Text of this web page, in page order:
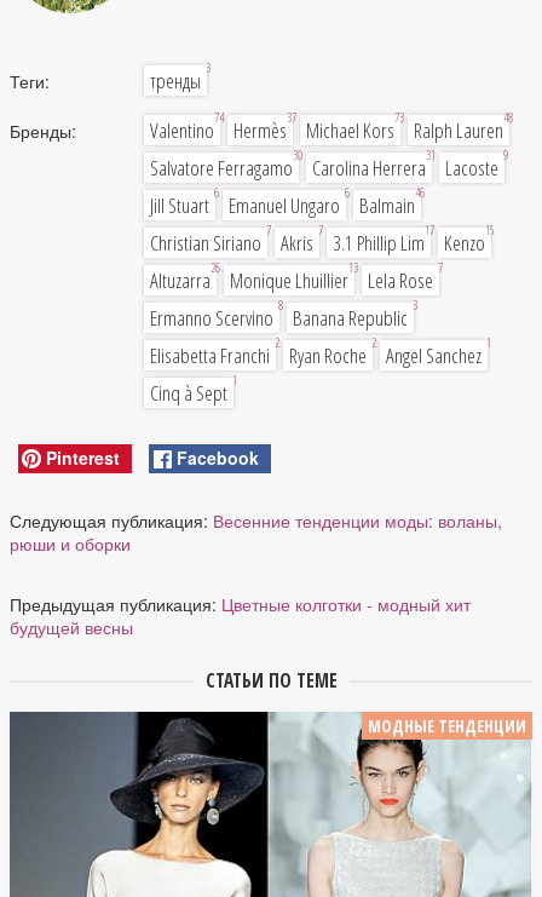
Теги: тренды 3
Бренды: Valentino74 Hermès37 Michael Kors73 Ralph Lauren48
Salvatore Ferragamo30 Carolina Herrera31 Lacoste 9
Jill Stuart 6 Emanuel Ungaro 6 Balmain46
Christian Siriano 7 Akris 7 3.1 Phillip Lim17 Kenzo15
Altuzarra26 Monique Lhuillier13 Lela Rose 7
Ermanno Scervino 8 Banana Republic 3
Elisabetta Franchi 2 Ryan Roche 2 Angel Sanchez 1
Cinq à Sept 1
Pinterest Facebook
Следующая публикация: Весенние тенденции моды: воланы,
рюши и оборки
Предыдущая публикация: Цветные колготки - модный хит
будущей весны
СТАТЬИ ПО ТЕМЕ
МОДНЫЕ ТЕНДЕНЦИИ